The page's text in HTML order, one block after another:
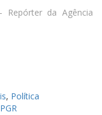
Repórter da Agência
, Política
PGR